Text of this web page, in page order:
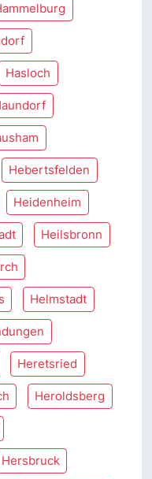
Hasloch
Hebertsfelden
Heidenheim
Heilsbronn
Helmstadt
Heretsried
Heroldsberg
Hersbruck